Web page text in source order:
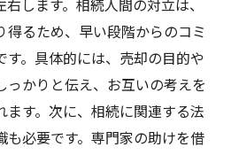
します。相続人間の対立は、
得るため、早い段階からのコミ
す。具体的には、売却の目的や
かりと伝え、お互いの考えを
す。次に、相続に関連する法
必要です。専門家の助けを借